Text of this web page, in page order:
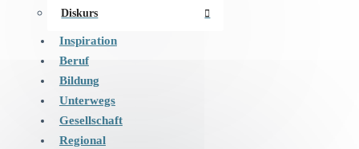
Diskurs
Inspiration
Beruf
Bildung
Unterwegs
Gesellschaft
Regional